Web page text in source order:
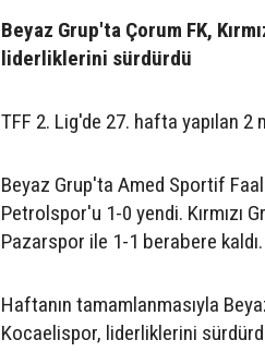
Beyaz Grup'ta Çorum FK,
liderliklerini sürdürdü
TFF 2. Lig'de 27. hafta yapılan 2
Beyaz Grup'ta Amed Sportif
Petrolspor'u 1-0 yendi. Kırmızı
Pazarspor ile 1-1 berabere kaldı.
Haftanın tamamlanmasıyla
Kocaelispor, liderliklerini